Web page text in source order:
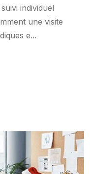
individuel
une visite
e...